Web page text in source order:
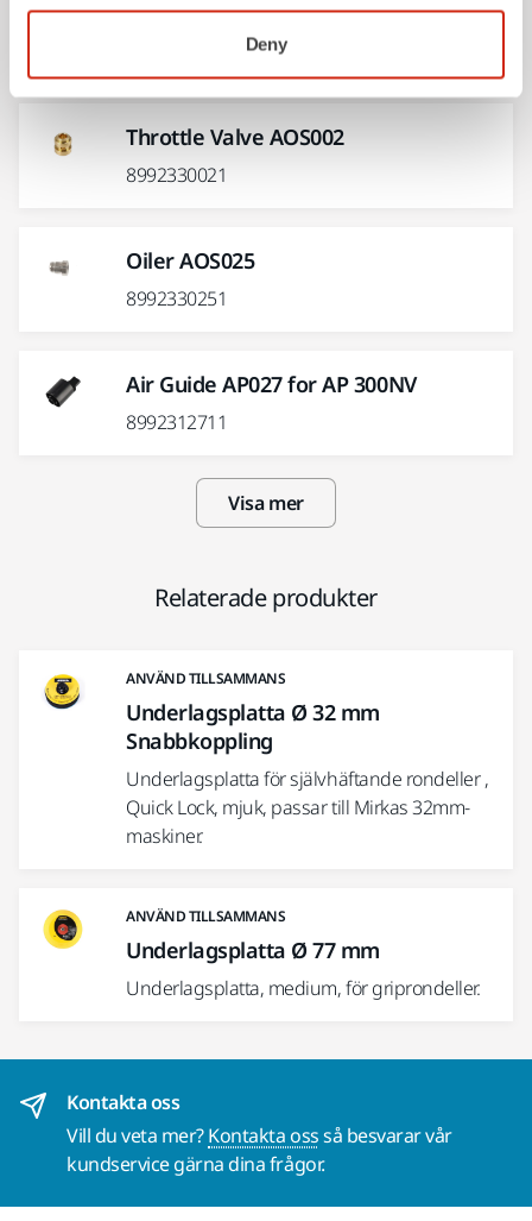
Deny
Valve Stem AOS003
Throttle Valve AOS002
8992330021
Oiler AOS025
8992330251
Air Guide AP027 for AP 300NV
8992312711
Visa mer
Relaterade produkter
ANVÄND TILLSAMMANS
Underlagsplatta Ø 32 mm
Snabbkoppling
Underlagsplatta för självhäftande rondeller ,
Quick Lock, mjuk, passar till Mirkas 32mm-
maskiner.
ANVÄND TILLSAMMANS
Underlagsplatta Ø 77 mm
Underlagsplatta, medium, för griprondeller.
Kontakta oss
Vill du veta mer?Kontakta ossså besvarar vår
kundservice gärna dina frågor.